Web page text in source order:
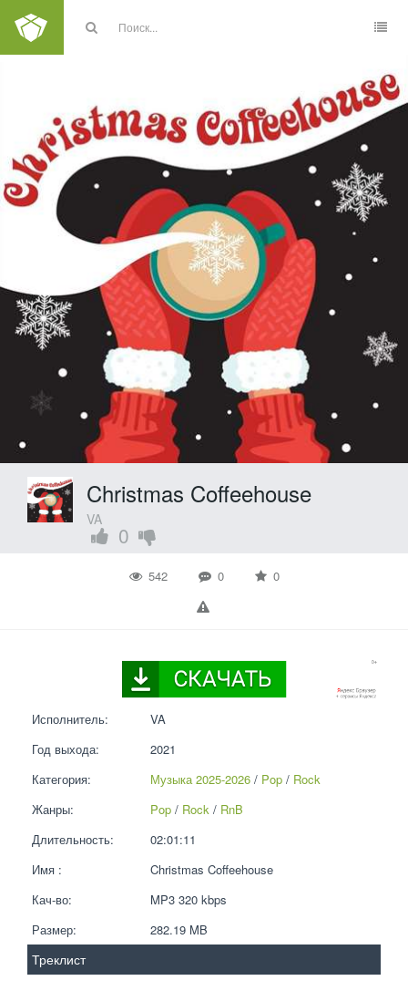
Christmas Coffeehouse
VA
0
542 0 0
Исполнитель:
VA
Год выхода:
2021
Категория:
Музыка 2025-2026 / Pop / Rock
Жанры:
Pop / Rock / RnB
Длительность:
02:01:11
Имя :
Christmas Coffeehouse
Кач-во:
MP3 320 kbps
Размер:
282.19 MB
Треклист